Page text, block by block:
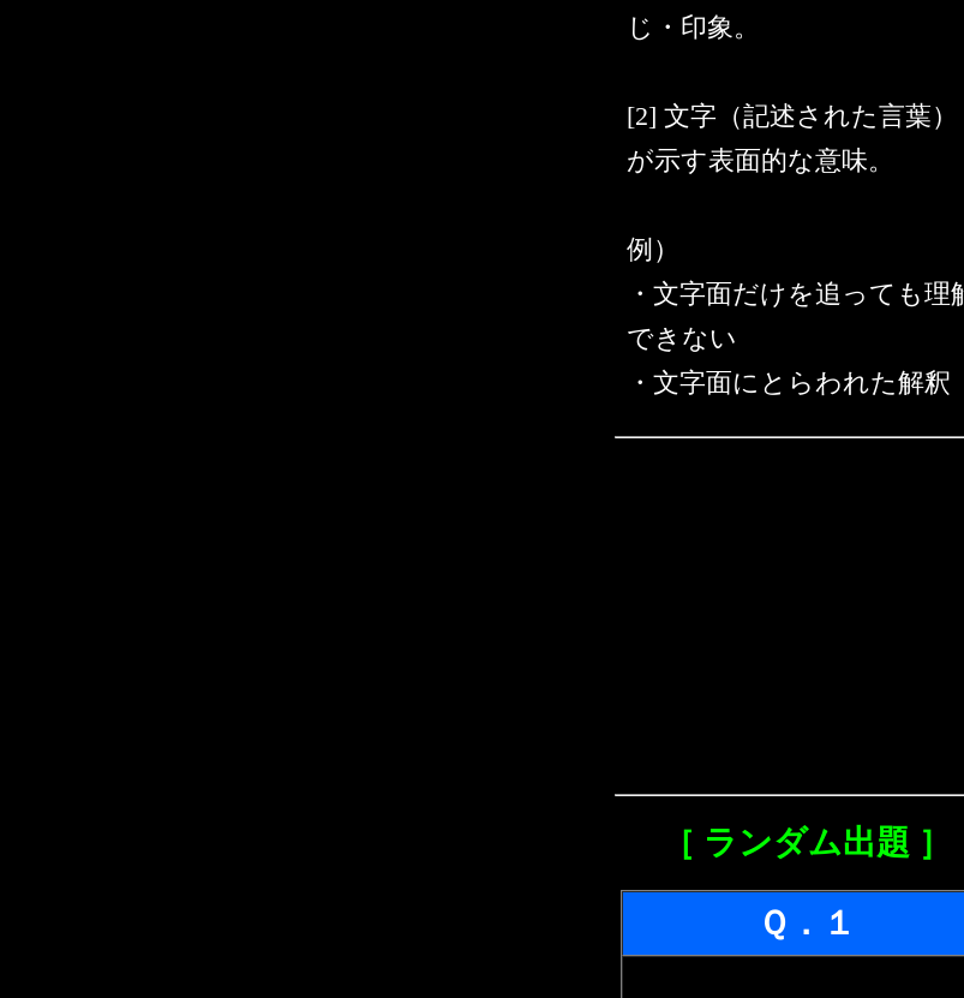
じ・印象。
[2] 文字（記述された言葉）
が示す表面的な意味。
例）
・文字面だけを追っても理
できない
・文字面にとらわれた解釈
［ ランダム出題 ］
Ｑ．１